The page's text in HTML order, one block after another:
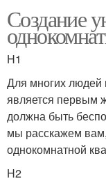
Создание
H1
Для многих людей
является первым
должна быть
мы расскажем
однокомнатной
H2